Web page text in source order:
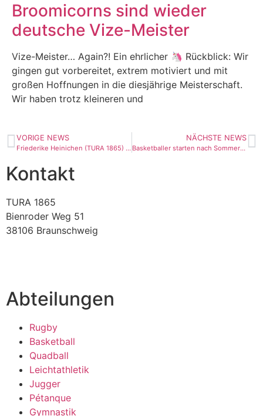
Broomicorns sind wieder
deutsche Vize-Meister
Vize-Meister… Again?! Ein ehrlicher 🦄 Rückblick: Wir
gingen gut vorbereitet, extrem motiviert und mit
großen Hoffnungen in die diesjährige Meisterschaft.
Wir haben trotz kleineren und
VORIGE NEWS
Friederike Heinichen (TURA 1865) holt Bronze im Hammerwurf nach Braunschweig/Niedersachsen￼
NÄCHSTE NEWS
Basketballer starten nach Sommerpause ins Training – Interesse?
Kontakt
TURA 1865
Bienroder Weg 51
38106 Braunschweig
Abteilungen
Rugby
Basketball
Quadball
Leichtathletik
Jugger
Pétanque
Gymnastik